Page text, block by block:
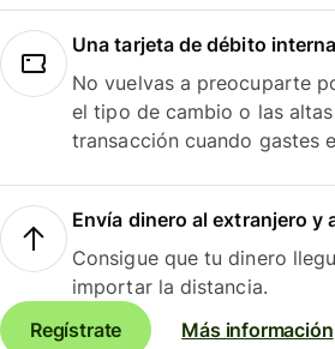
Una tarjeta de débito
No vuelvas a preocuparte
el tipo de cambio o las
transacción cuando gastes
Envía dinero al extranjero y
Consigue que tu dinero
importar la distancia.
Regístrate
Más información